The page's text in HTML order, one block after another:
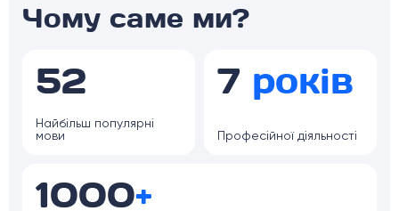
Чому саме ми?
52
Найбільш популярні
мови
7 років
Професійної діяльності
1000+